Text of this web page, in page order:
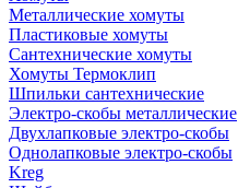
Металлические хомуты
Пластиковые хомуты
Сантехнические хомуты
Хомуты Термоклип
Шпильки сантехнические
Электро-скобы металлические
Двухлапковые электро-скобы
Однолапковые электро-скобы
Kreg